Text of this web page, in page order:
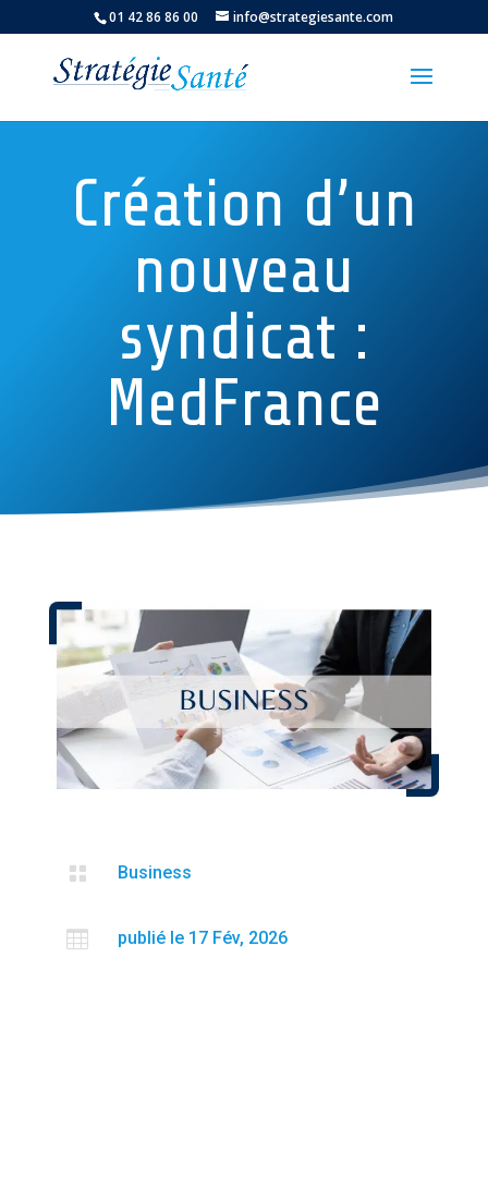
01 42 86 86 00 info@strategiesante.com
Création d’un
nouveau
syndicat :
MedFrance
 Business
 publié le 17 Fév, 2026